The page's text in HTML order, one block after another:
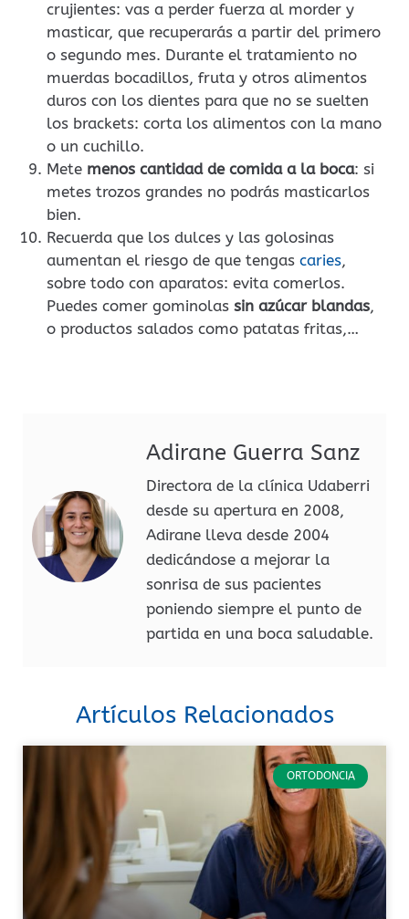
crujientes: vas a perder fuerza al morder y
masticar, que recuperarás a partir del primero
o segundo mes. Durante el tratamiento no
muerdas bocadillos, fruta y otros alimentos
duros con los dientes para que no se suelten
los brackets: corta los alimentos con la mano
o un cuchillo.
Mete menos cantidad de comida a la boca: si
metes trozos grandes no podrás masticarlos
bien.
Recuerda que los dulces y las golosinas
aumentan el riesgo de que tengas caries,
sobre todo con aparatos: evita comerlos.
Puedes comer gominolas sin azúcar blandas,
o productos salados como patatas fritas,…
Adirane Guerra Sanz
Directora de la clínica Udaberri
desde su apertura en 2008,
Adirane lleva desde 2004
dedicándose a mejorar la
sonrisa de sus pacientes
poniendo siempre el punto de
partida en una boca saludable.
Artículos Relacionados
ORTODONCIA